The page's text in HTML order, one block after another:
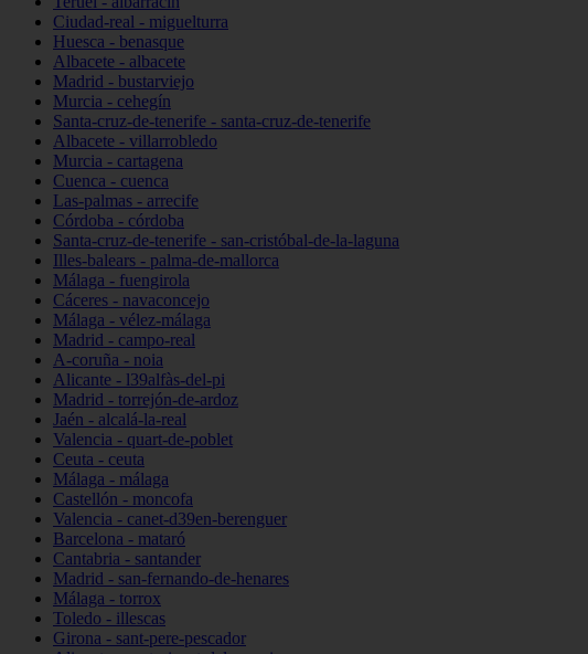
Ciudad-real - miguelturra
Huesca - benasque
Albacete - albacete
Madrid - bustarviejo
Murcia - cehegín
Santa-cruz-de-tenerife - santa-cruz-de-tenerife
Albacete - villarrobledo
Murcia - cartagena
Cuenca - cuenca
Las-palmas - arrecife
Córdoba - córdoba
Santa-cruz-de-tenerife - san-cristóbal-de-la-laguna
Illes-balears - palma-de-mallorca
Málaga - fuengirola
Cáceres - navaconcejo
Málaga - vélez-málaga
Madrid - campo-real
A-coruña - noia
Alicante - l39alfàs-del-pi
Madrid - torrejón-de-ardoz
Jaén - alcalá-la-real
Valencia - quart-de-poblet
Ceuta - ceuta
Málaga - málaga
Castellón - moncofa
Valencia - canet-d39en-berenguer
Barcelona - mataró
Cantabria - santander
Madrid - san-fernando-de-henares
Málaga - torrox
Toledo - illescas
Girona - sant-pere-pescador